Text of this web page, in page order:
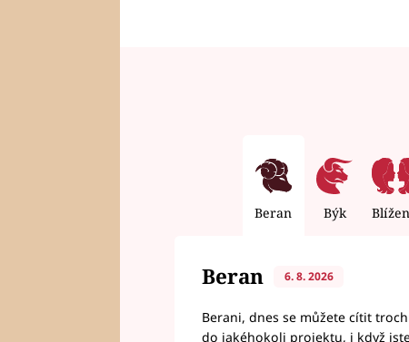
Beran Býk
Beran 6. 8. 2026
Berani, dnes se můžete cítit
do jakéhokoli projektu, i když